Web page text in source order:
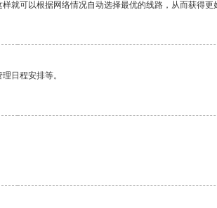
就可以根据网络情况自动选择最优的线路，从而获得更
日程安排等。